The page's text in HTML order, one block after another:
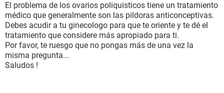
El problema de los ovarios poliquisticos tiene un tratamiento
médico que generalmente son las pildoras anticonceptivas.
Debes acudir a tu ginecologo para que te oriente y te dé el
tratamiento que considere más apropiado para ti.
Por favor, te ruesgo que no pongas más de una vez la
misma pregunta...
Saludos !